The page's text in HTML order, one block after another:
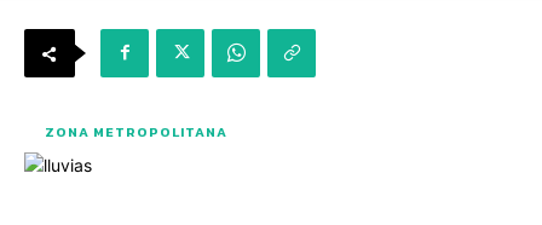
ZONA METROPOLITANA